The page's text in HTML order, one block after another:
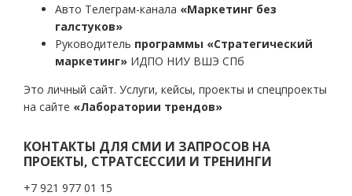
Авто Телеграм-канала «Маркетинг без
галстуков»
Руководитель программы «Стратегический
маркетинг» ИДПО НИУ ВШЭ СПб
Это личный сайт. Услуги, кейсы, проекты и спецпроекты
на сайте «Лаборатории трендов»
КОНТАКТЫ ДЛЯ СМИ И ЗАПРОСОВ НА
ПРОЕКТЫ, СТРАТСЕССИИ И ТРЕНИНГИ
+7 921 977 01 15